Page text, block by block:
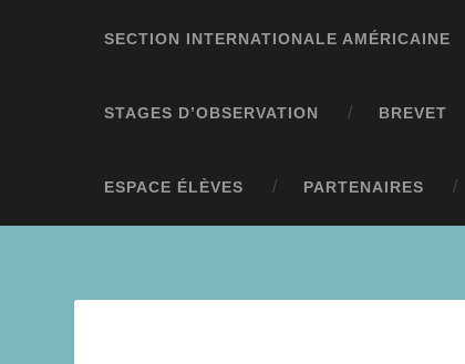
SECTION INTERNATIONALE AMÉRICAINE
STAGES D’OBSERVATION BREVET
ESPACE ÉLÈVES PARTENAIRES